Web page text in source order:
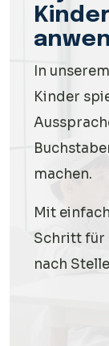
In
Kinder
machen.
Mit
Schritt für
nach